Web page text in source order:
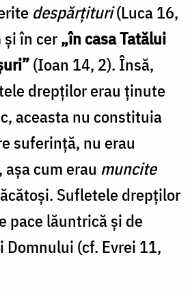
despărțituri(Luca 16,
și în cer„în casa Tatălui
(Ioan 14, 2). Însă,
drepților erau ținute
aceasta nu constituia
suferință, nu erau
cum erau muncite
Sufletele drepților
pace lăuntrică și de
(cf. Evrei 11,